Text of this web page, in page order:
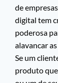
de
digital tem
poderosa
alavancar as
Se um
produto